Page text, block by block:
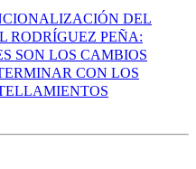
DEL
RODRÍGUEZ PEÑA:
SON LOS CAMBIOS
CON LOS